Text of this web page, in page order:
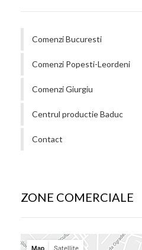
Comenzi Bucuresti
Comenzi Popesti-Leordeni
Comenzi Giurgiu
Centrul productie Baduc
Contact
ZONE COMERCIALE